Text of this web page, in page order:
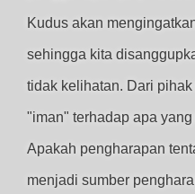
Kudus akan
sehingga kita
tidak kelihatan. Dari
"iman" terhadap apa
Apakah pengharapan
menjadi sumber